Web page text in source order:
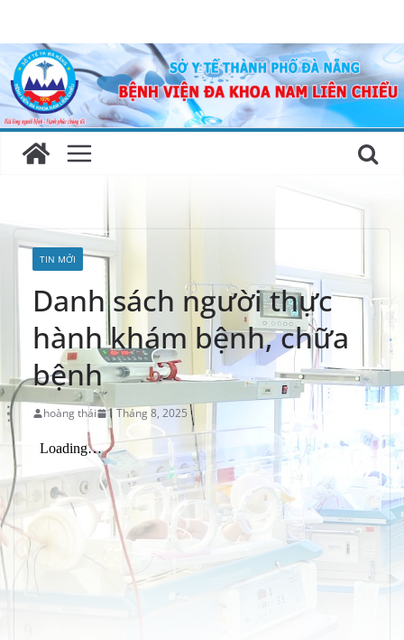
content
TIN MỚI
Danh sách người thực
hành khám bệnh, chữa
bệnh
hoàng thái 1 Tháng 8, 2025